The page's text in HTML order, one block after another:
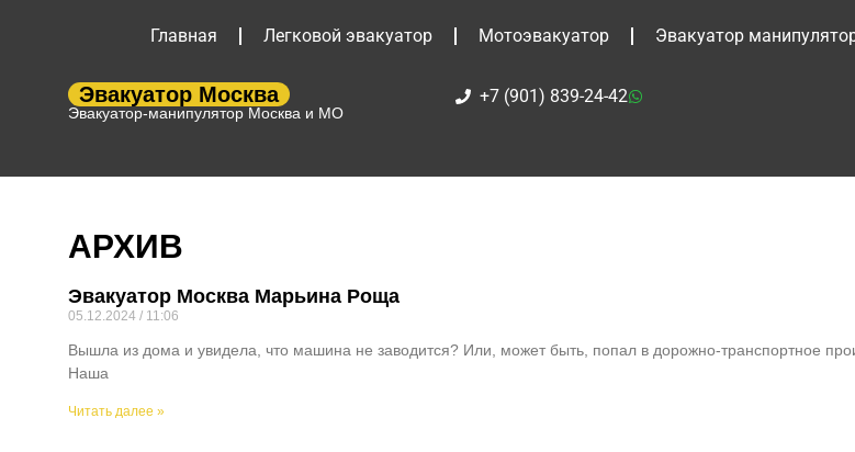
Главная Легковой эвакуатор Мотоэвакуатор Эвакуатор
Эвакуатор Москва
Эвакуатор-манипулятор Москва и МО
+7 (901) 839-24-42
АРХИВ
Эвакуатор Москва Марьина Роща
05.12.2024 11:06
Вышла из дома и увидела, что машина не заводится? Или, может быть, попал в дорожно-транспортное
Наша
Читать далее »